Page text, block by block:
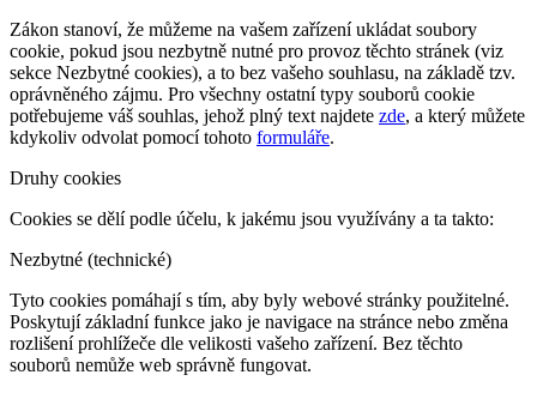
Zákon stanoví, že můžeme na vašem zařízení ukládat soubory
cookie, pokud jsou nezbytně nutné pro provoz těchto stránek (viz
sekce Nezbytné cookies), a to bez vašeho souhlasu, na základě tzv.
oprávněného zájmu. Pro všechny ostatní typy souborů cookie
potřebujeme váš souhlas, jehož plný text najdete zde, a který můžete
kdykoliv odvolat pomocí tohoto formuláře.
Druhy cookies
Cookies se dělí podle účelu, k jakému jsou využívány a ta takto:
Nezbytné (technické)
Tyto cookies pomáhají s tím, aby byly webové stránky použitelné.
Poskytují základní funkce jako je navigace na stránce nebo změna
rozlišení prohlížeče dle velikosti vašeho zařízení. Bez těchto
souborů nemůže web správně fungovat.